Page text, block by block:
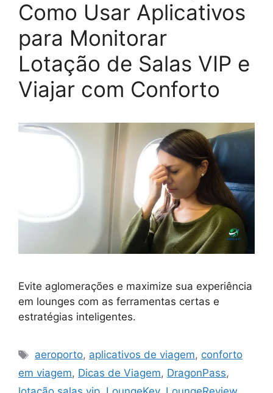
Como Usar Aplicativos
para Monitorar
Lotação de Salas VIP e
Viajar com Conforto
Evite aglomerações e maximize sua experiência
em lounges com as ferramentas certas e
estratégias inteligentes.
Tags
aeroporto, aplicativos de viagem, conforto
em viagem, Dicas de Viagem, DragonPass,